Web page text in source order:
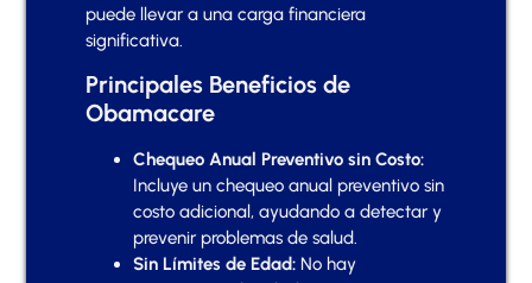
puede llevar a una carga financiera
significativa.
Principales Beneficios de
Obamacare
Chequeo Anual Preventivo sin Costo:
Incluye un chequeo anual preventivo sin
costo adicional, ayudando a detectar y
prevenir problemas de salud.
Sin Límites de Edad: No hay